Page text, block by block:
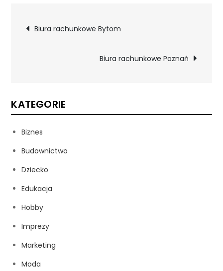
Nawigacja
Biura rachunkowe Bytom
Biura rachunkowe Poznań
KATEGORIE
Biznes
Budownictwo
Dziecko
Edukacja
Hobby
Imprezy
Marketing
Moda